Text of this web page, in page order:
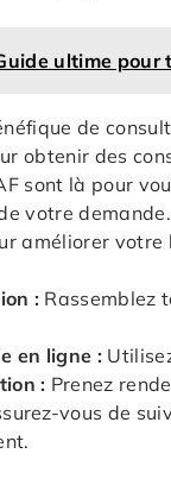
ultime pour
de
obtenir des
sont là pour
votre
améliorer
: Rassemblez
en ligne :
: Prenez
vous de